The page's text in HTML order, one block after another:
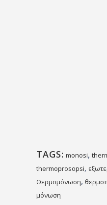
TAGS: monosi,
thermoprosopsi,
Θερμομόνωση,
μόνωση